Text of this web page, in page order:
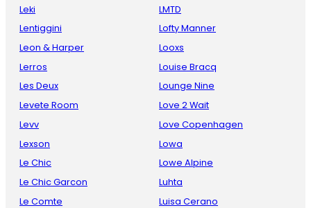
Leki
Lentiggini
Leon & Harper
Lerros
Les Deux
Levete Room
Levv
Lexson
Le Chic
Le Chic Garcon
Le Comte
LMTD
Lofty Manner
Looxs
Louise Bracq
Lounge Nine
Love 2 Wait
Love Copenhagen
Lowa
Lowe Alpine
Luhta
Luisa Cerano